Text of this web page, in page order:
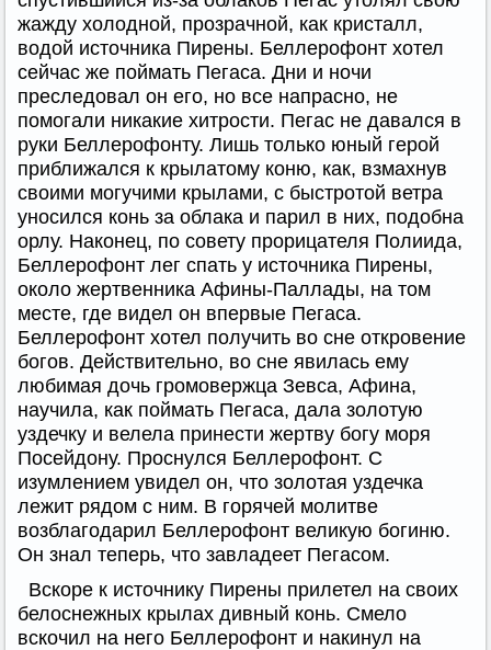
жажду холодной, прозрачной, как кристалл,
водой источника Пирены. Беллерофонт хотел
сейчас же поймать Пегаса. Дни и ночи
преследовал он его, но все напрасно, не
помогали никакие хитрости. Пегас не давался в
руки Беллерофонту. Лишь только юный герой
приближался к крылатому коню, как, взмахнув
своими могучими крылами, с быстротой ветра
уносился конь за облака и парил в них, подобна
орлу. Наконец, по совету прорицателя Полиида,
Беллерофонт лег спать у источника Пирены,
около жертвенника Афины-Паллады, на том
месте, где видел он впервые Пегаса.
Беллерофонт хотел получить во сне откровение
богов. Действительно, во сне явилась ему
любимая дочь громовержца Зевса, Афина,
научила, как поймать Пегаса, дала золотую
уздечку и велела принести жертву богу моря
Посейдону. Проснулся Беллерофонт. С
изумлением увидел он, что золотая уздечка
лежит рядом с ним. В горячей молитве
возблагодарил Беллерофонт великую богиню.
Он знал теперь, что завладеет Пегасом.
Вскоре к источнику Пирены прилетел на своих
белоснежных крылах дивный конь. Смело
вскочил на него Беллерофонт и накинул на